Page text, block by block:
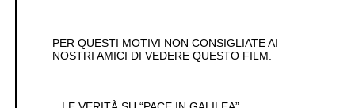
PER QUESTI MOTIVI NON CONSIGLIATE AI
NOSTRI AMICI DI VEDERE QUESTO FILM.